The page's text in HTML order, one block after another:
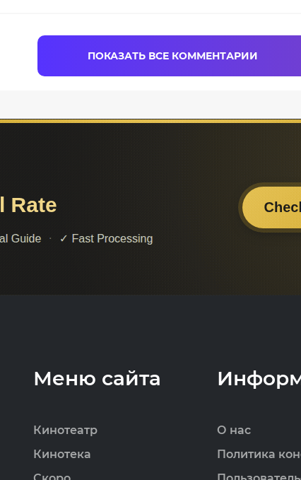
ПОКАЗАТЬ ВСЕ КОММЕНТАРИИ
Меню сайта
Кинотеатр
Кинотека
О нас
Политика